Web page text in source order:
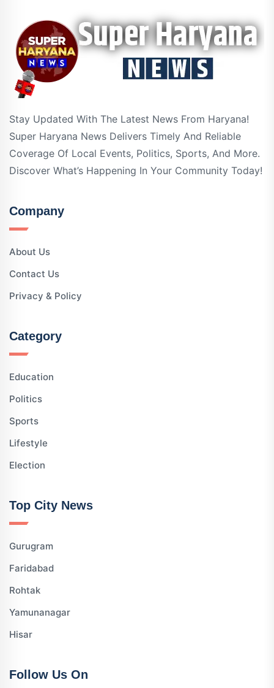
Stay Updated With The Latest News From Haryana!
Super Haryana News Delivers Timely And Reliable
Coverage Of Local Events, Politics, Sports, And More.
Discover What’s Happening In Your Community Today!
Company
About Us
Contact Us
Privacy & Policy
Category
Education
Politics
Sports
Lifestyle
Election
Top City News
Gurugram
Faridabad
Rohtak
Yamunanagar
Hisar
Follow Us On